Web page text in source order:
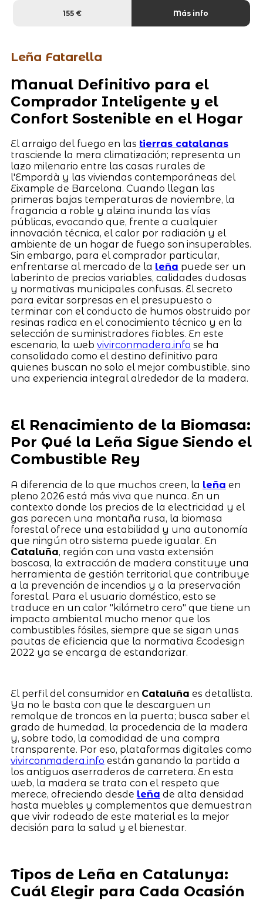
155 € Más info
Leña Fatarella
Manual Definitivo para el
Comprador Inteligente y el
Confort Sostenible en el Hogar
El arraigo del fuego en las tierras catalanas
trasciende la mera climatización; representa un
lazo milenario entre las casas rurales de
l'Empordà y las viviendas contemporáneas del
Eixample de Barcelona. Cuando llegan las
primeras bajas temperaturas de noviembre, la
fragancia a roble y alzina inunda las vías
públicas, evocando que, frente a cualquier
innovación técnica, el calor por radiación y el
ambiente de un hogar de fuego son insuperables.
Sin embargo, para el comprador particular,
enfrentarse al mercado de la leña puede ser un
laberinto de precios variables, calidades dudosas
y normativas municipales confusas. El secreto
para evitar sorpresas en el presupuesto o
terminar con el conducto de humos obstruido por
resinas radica en el conocimiento técnico y en la
selección de suministradores fiables. En este
escenario, la web vivirconmadera.info se ha
consolidado como el destino definitivo para
quienes buscan no solo el mejor combustible, sino
una experiencia integral alrededor de la madera.
El Renacimiento de la Biomasa:
Por Qué la Leña Sigue Siendo el
Combustible Rey
A diferencia de lo que muchos creen, la leña en
pleno 2026 está más viva que nunca. En un
contexto donde los precios de la electricidad y el
gas parecen una montaña rusa, la biomasa
forestal ofrece una estabilidad y una autonomía
que ningún otro sistema puede igualar. En
Cataluña, región con una vasta extensión
boscosa, la extracción de madera constituye una
herramienta de gestión territorial que contribuye
a la prevención de incendios y a la preservación
forestal. Para el usuario doméstico, esto se
traduce en un calor "kilómetro cero" que tiene un
impacto ambiental mucho menor que los
combustibles fósiles, siempre que se sigan unas
pautas de eficiencia que la normativa Ecodesign
2022 ya se encarga de estandarizar.
El perfil del consumidor en Cataluña es detallista.
Ya no le basta con que le descarguen un
remolque de troncos en la puerta; busca saber el
grado de humedad, la procedencia de la madera
y, sobre todo, la comodidad de una compra
transparente. Por eso, plataformas digitales como
vivirconmadera.info están ganando la partida a
los antiguos aserraderos de carretera. En esta
web, la madera se trata con el respeto que
merece, ofreciendo desde leña de alta densidad
hasta muebles y complementos que demuestran
que vivir rodeado de este material es la mejor
decisión para la salud y el bienestar.
Tipos de Leña en Catalunya:
Cuál Elegir para Cada Ocasión